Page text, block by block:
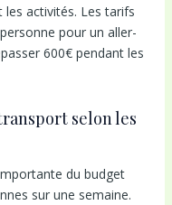
activités. Les tarifs
pour un aller-
600€ pendant les
selon les
du budget
sur une semaine.